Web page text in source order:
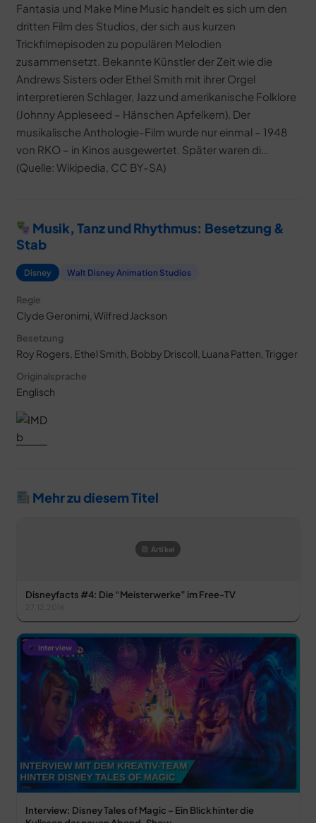
Fantasia und Make Mine Music handelt es sich um den
dritten Film des Studios, der sich aus kurzen
Trickfilmepisoden zu populären Melodien
zusammensetzt. Bekannte Künstler der Zeit wie die
Andrews Sisters oder Ethel Smith mit ihrer Orgel
interpretieren Schlager, Jazz und amerikanische Folklore
(Johnny Appleseed – Hänschen Apfelkern). Der
musikalische Anthologie-Film wurde nur einmal – 1948
von RKO – in Kinos ausgewertet. Später waren di…
(Quelle: Wikipedia, CC BY-SA)
Musik, Tanz und Rhythmus: Besetzung &
Stab
Disney Walt Disney Animation Studios
Regie
Clyde Geronimi, Wilfred Jackson
Besetzung
Roy Rogers, Ethel Smith, Bobby Driscoll, Luana Patten, Trigger
Originalsprache
Englisch
Mehr zu diesem Titel
Artikel
Disneyfacts #4: Die “Meisterwerke” im Free-TV
Interview
Interview: Disney Tales of Magic – Ein Blick hinter die